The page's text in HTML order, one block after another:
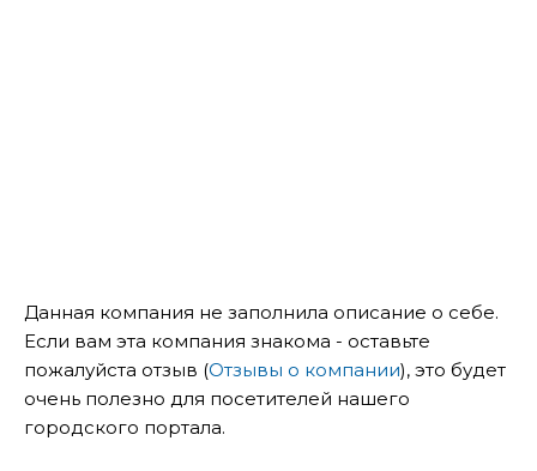
Данная компания не заполнила описание о себе.
Если вам эта компания знакома - оставьте
пожалуйста отзыв (Отзывы о компании), это будет
очень полезно для посетителей нашего
городского портала.